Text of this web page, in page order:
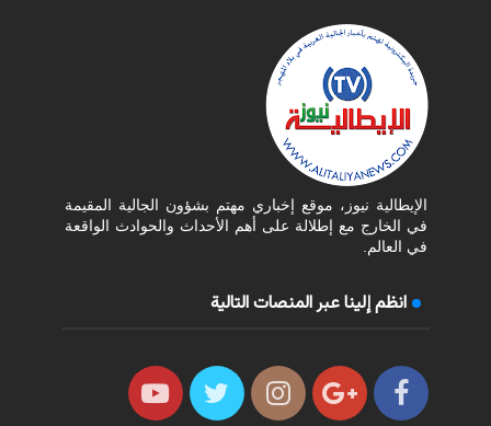
الإيطالية نيوز، موقع إخباري مهتم بشؤون الجالية المقيمة
في الخارج مع إطلالة على أهم الأحداث والحوادث الواقعة
في العالم.
انظم إلينا عبر المنصات التالية